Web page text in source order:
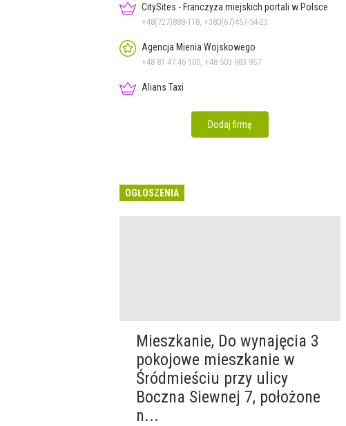
CitySites - Franczyza miejskich portali w Polsce
+48(727)888-118, +380(67)457-54-23
Agencja Mienia Wojskowego
+48 81 47 46 100, +48 503 983 957
Alians Taxi
Dodaj firmę
OGŁOSZENIA
Mieszkanie, Do wynajęcia 3
pokojowe mieszkanie w
Śródmieściu przy ulicy
Boczna Siewnej 7, położone
n...